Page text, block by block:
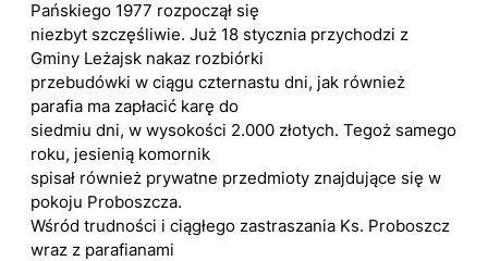
Pańskiego 1977 rozpoczął się
niezbyt szczęśliwie. Już 18 stycznia przychodzi z
Gminy Leżajsk nakaz rozbiórki
przebudówki w ciągu czternastu dni, jak również
parafia ma zapłacić karę do
siedmiu dni, w wysokości 2.000 złotych. Tegoż samego
roku, jesienią komornik
spisał również prywatne przedmioty znajdujące się w
pokoju Proboszcza.
Wśród trudności i ciągłego zastraszania Ks. Proboszcz
wraz z parafianami